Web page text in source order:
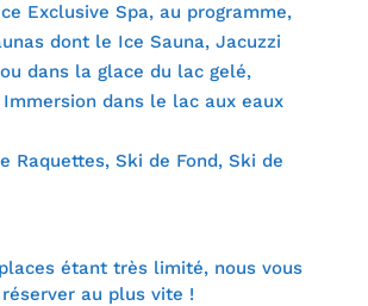
Exclusive Spa, au programme,
dont le Ice Sauna, Jacuzzi
dans la glace du lac gelé,
Immersion dans le lac aux eaux
Raquettes, Ski de Fond, Ski de
étant très limité, nous vous
au plus vite !